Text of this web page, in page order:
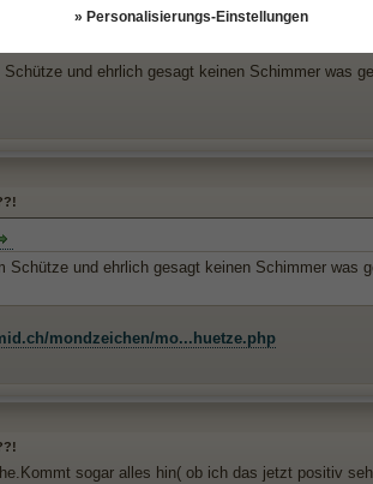
Schütze und ehrlich gesagt keinen Schimmer was
Schütze und ehrlich gesagt keinen Schimmer was
mondzeichen/mo...huetze.php
sogar alles hin( ob ich das jetzt positiv
» Personalisierungs-Einstellungen